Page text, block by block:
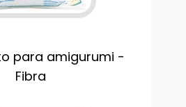
para amigurumi -
Fibra